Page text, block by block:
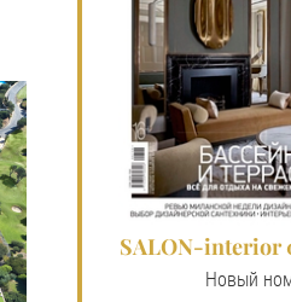
SALON-interior
Новый